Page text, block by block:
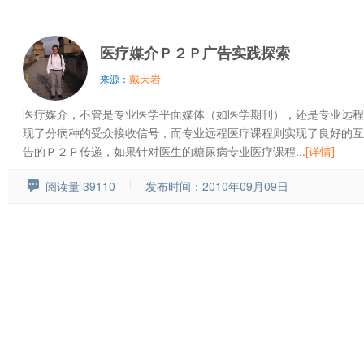
医疗媒介Ｐ２Ｐ广告实践探索
来源： 戴天岩
医疗媒介，不管是专业医学平面媒体（如医学期刊），还是专业远
现了分病种的受众接收信号，而专业远程医疗课程则实现了良好的
告的Ｐ２Ｐ传递，如果针对医生的糖尿病专业医疗课程...[详情]
阅读量 39110 发布时间：2010年09月09日